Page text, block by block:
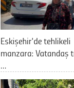
Eskişehir'de tehlikeli
manzara: Vatandaş
…